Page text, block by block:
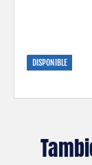
DISPONIBLE